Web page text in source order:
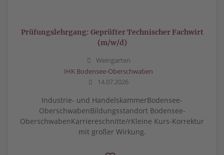
Prüfungslehrgang: Geprüfter Technischer Fachwirt
(m/w/d)
Weingarten
IHK Bodensee-Oberschwaben
14.07.2026
Industrie- und HandelskammerBodensee-
OberschwabenBildungsstandort Bodensee-
OberschwabenKarriereschnitte/rKleine Kurs-Korrektur
mit großer Wirkung.